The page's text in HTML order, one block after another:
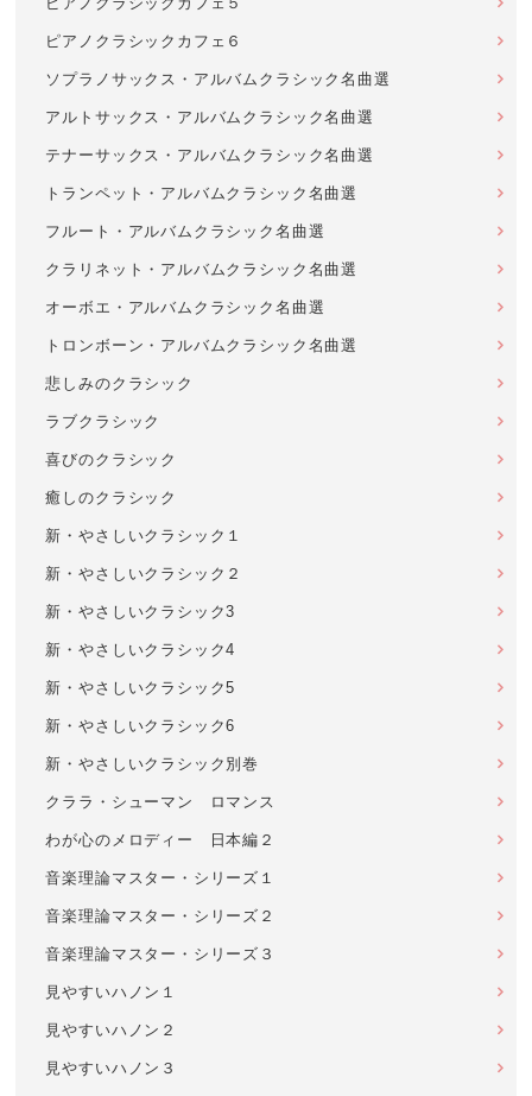
ピアノクラシックカフェ６
ソプラノサックス・アルバムクラシック名曲選
アルトサックス・アルバムクラシック名曲選
テナーサックス・アルバムクラシック名曲選
トランペット・アルバムクラシック名曲選
フルート・アルバムクラシック名曲選
クラリネット・アルバムクラシック名曲選
オーボエ・アルバムクラシック名曲選
トロンボーン・アルバムクラシック名曲選
悲しみのクラシック
ラブクラシック
喜びのクラシック
癒しのクラシック
新・やさしいクラシック１
新・やさしいクラシック２
新・やさしいクラシック3
新・やさしいクラシック4
新・やさしいクラシック5
新・やさしいクラシック6
新・やさしいクラシック別巻
クララ・シューマン ロマンス
わが心のメロディー 日本編２
音楽理論マスター・シリーズ１
音楽理論マスター・シリーズ２
音楽理論マスター・シリーズ３
見やすいハノン１
見やすいハノン２
見やすいハノン３